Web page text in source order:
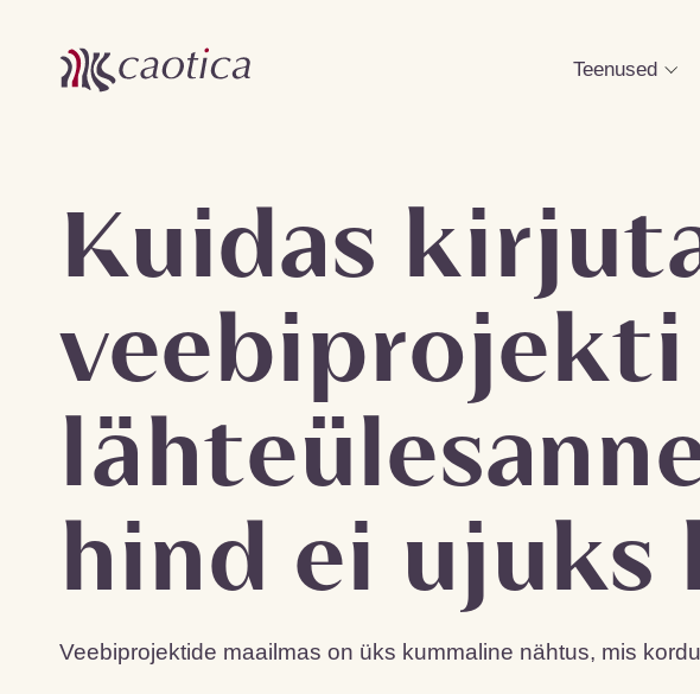
Teenused
Kuidas
veebiprojekti
hind ei ujuks
Veebiprojektide maailmas on üks kummaline nähtus, mis